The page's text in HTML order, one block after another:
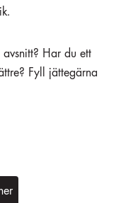
Har du ett
Fyll jättegärna